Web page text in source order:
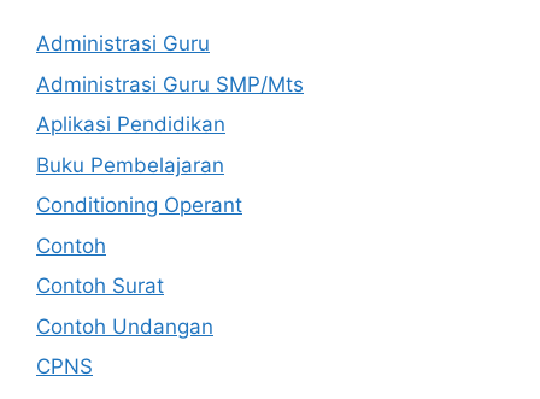
Administrasi Guru
Administrasi Guru SMP/Mts
Aplikasi Pendidikan
Buku Pembelajaran
Conditioning Operant
Contoh
Contoh Surat
Contoh Undangan
CPNS